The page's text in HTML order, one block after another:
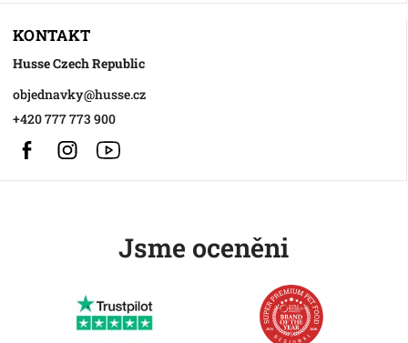
KONTAKT
Husse Czech Republic
objednavky@husse.cz
+420 777 773 900
FacebookInstagram
Jsme oceněni